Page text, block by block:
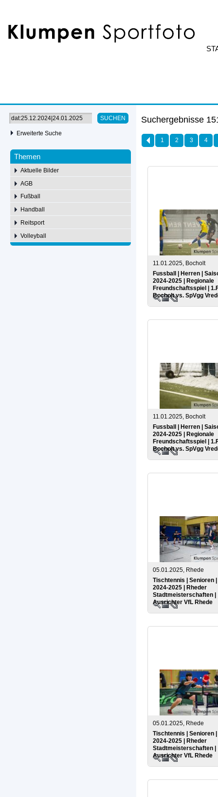
SUCHEN
Erweiterte Suche
Themen
Aktuelle Bilder
AGB
Fußball
Handball
Reitsport
Volleyball
Suchergebnisse
1 2 3 4
11.01.2025, Bocholt
Fussball | Herren |
2024-2025 | Regionale
Freundschaftsspiel |
Bocholt vs. SpVgg
11.01.2025, Bocholt
Fussball | Herren |
2024-2025 | Regionale
Freundschaftsspiel |
Bocholt vs. SpVgg
05.01.2025, Rhede
Tischtennis | Senioren
2024-2025 | Rheder
Stadtmeisterschaften |
Ausrichter VfL Rhede
05.01.2025, Rhede
Tischtennis | Senioren
2024-2025 | Rheder
Stadtmeisterschaften |
Ausrichter VfL Rhede